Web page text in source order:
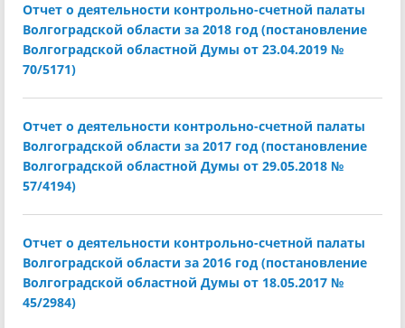
Отчет о деятельности контрольно-счетной палаты
Волгоградской области за 2018 год (постановление
Волгоградской областной Думы от 23.04.2019 №
70/5171)
Отчет о деятельности контрольно-счетной палаты
Волгоградской области за 2017 год (постановление
Волгоградской областной Думы от 29.05.2018 №
57/4194)
Отчет о деятельности контрольно-счетной палаты
Волгоградской области за 2016 год (постановление
Волгоградской областной Думы от 18.05.2017 №
45/2984)